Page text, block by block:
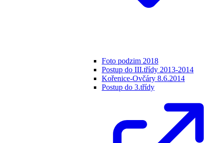
Foto podzim 2018
Postup do III.třídy 2013-2014
Kořenice-Ovčáry 8.6.2014
Postup do 3.třídy